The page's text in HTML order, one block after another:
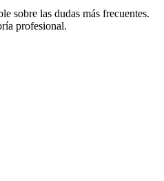
sobre las dudas más frecuentes.
profesional.